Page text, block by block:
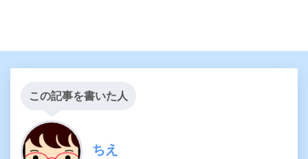
この記事を書いた人
ちえ